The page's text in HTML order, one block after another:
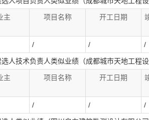
主 项目名称 开工日期
/ / /
人技术负责人类似业绩（成都城市天地工程设
主 项目名称 开工日期
/ / /